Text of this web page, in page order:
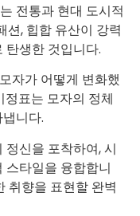
전통과 현대 도시적
션, 힙합 유산이 강력
탄생한 것입니다.
자가 어떻게 변화했
표는 모자의 정체
니다.
신을 포착하여, 시
스타일을 융합합니
취향을 표현할 완벽